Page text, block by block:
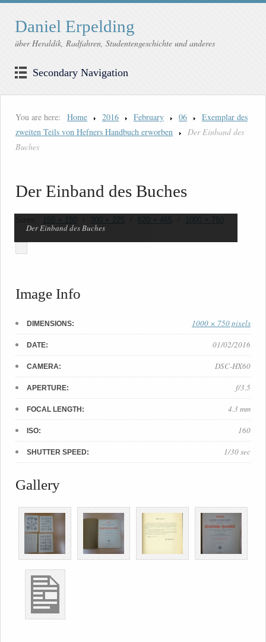
Daniel Erpelding
über Heraldik, Radfahren, Studentengeschichte und anderes
Secondary Navigation
You are here: Home 2016 February 06
Exemplar des
zweiten Teils von Hefners Handbuch erworben
Der Einband des
Buches
Der Einband des Buches
150 × 150 300 × 225 620 × 465 1000 × 750
Der Einband des Buches
Image Info
DIMENSIONS: 1000 × 750 pixels
DATE: 01/02/2016
CAMERA: DSC-HX60
APERTURE: f/3.5
FOCAL LENGTH: 4.3 mm
ISO: 160
SHUTTER SPEED: 1/30 sec
Gallery